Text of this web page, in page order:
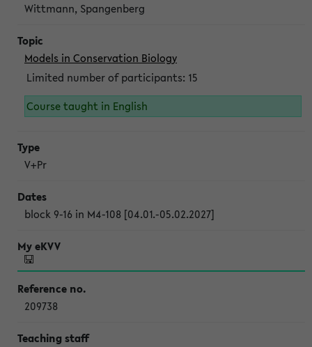
Wittmann, Spangenberg
Models in Conservation Biology
Limited number of participants: 15
Course taught in English
V+Pr
block 9-16 in M4-108 [04.01.-05.02.2027]
209738